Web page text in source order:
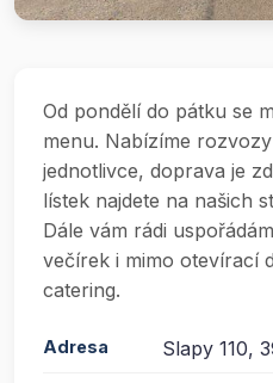
Od pondělí do pátku se
menu. Nabízíme
jednotlivce, doprava je
lístek najdete na našich
Dále vám rádi
večírek i mimo otevírací
catering.
Adresa Slapy 110,